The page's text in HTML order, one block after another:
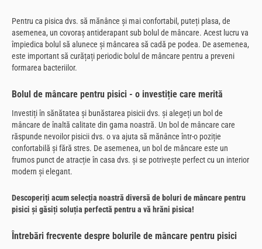
Pentru ca pisica dvs. să mănânce și mai confortabil, puteți plasa, de
asemenea, un covoraș antiderapant sub bolul de mâncare. Acest lucru va
împiedica bolul să alunece și mâncarea să cadă pe podea. De asemenea,
este important să curățați periodic bolul de mâncare pentru a preveni
formarea bacteriilor.
Bolul de mâncare pentru pisici - o investiție care merită
Investiți în sănătatea și bunăstarea pisicii dvs. și alegeți un bol de
mâncare de înaltă calitate din gama noastră. Un bol de mâncare care
răspunde nevoilor pisicii dvs. o va ajuta să mănânce într-o poziție
confortabilă și fără stres. De asemenea, un bol de mâncare este un
frumos punct de atracție în casa dvs. și se potrivește perfect cu un interior
modern și elegant.
Descoperiți acum selecția noastră diversă de boluri de mâncare pentru
pisici și găsiți soluția perfectă pentru a vă hrăni pisica!
Întrebări frecvente despre bolurile de mâncare pentru pisici